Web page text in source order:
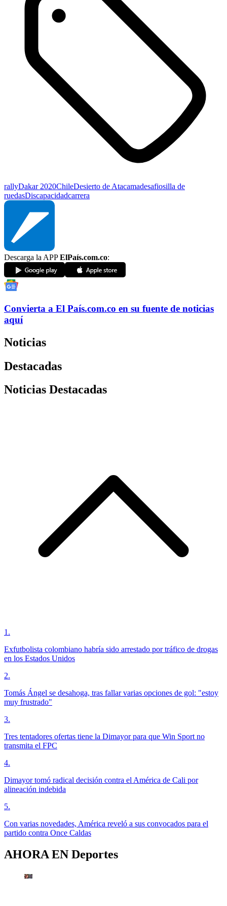
rallyDakar 2020ChileDesierto de Atacamadesafiosilla de
ruedasDiscapacidadcarrera
Descarga la APPElPaís.com.co:
Convierta a El País.com.co en su fuente de noticias
aquí
Noticias
Destacadas
Noticias Destacadas
1 .
Exfutbolista colombiano habría sido arrestado por tráfico de drogas
en los Estados Unidos
2.
Tomás Ángel se desahoga, tras fallar varias opciones de gol: "estoy
muy frustrado"
3.
Tres tentadores ofertas tiene la Dimayor para que Win Sport no
transmita el FPC
4.
Dimayor tomó radical decisión contra el América de Cali por
alineación indebida
5.
Con varias novedades, América reveló a sus convocados para el
partido contra Once Caldas
AHORA EN Deportes